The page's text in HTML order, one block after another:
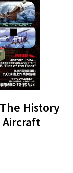
The History
Aircraft